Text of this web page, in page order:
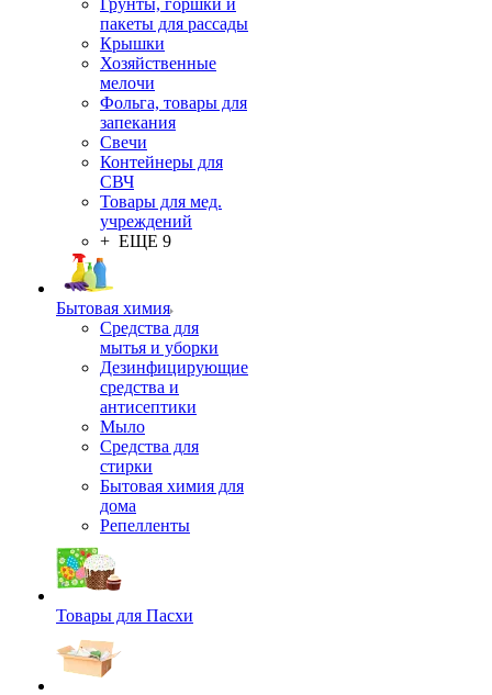
Грунты, горшки и
пакеты для рассады
Крышки
Хозяйственные
мелочи
Фольга, товары для
запекания
Свечи
Контейнеры для
СВЧ
Товары для мед.
учреждений
+ ЕЩЕ 9
Бытовая химия
Средства для
мытья и уборки
Дезинфицирующие
средства и
антисептики
Мыло
Средства для
стирки
Бытовая химия для
дома
Репелленты
Товары для Пасхи